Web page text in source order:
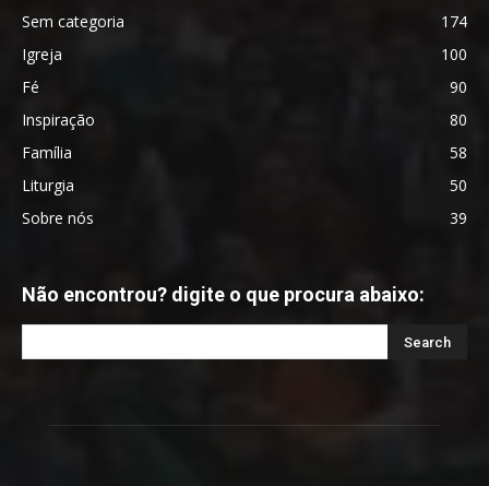
Sem categoria
174
Igreja
100
Fé
90
Inspiração
80
Família
58
Liturgia
50
Sobre nós
39
Não encontrou? digite o que procura abaixo: